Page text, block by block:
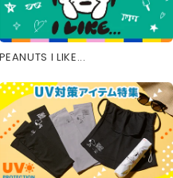
PEANUTS I LIKE...